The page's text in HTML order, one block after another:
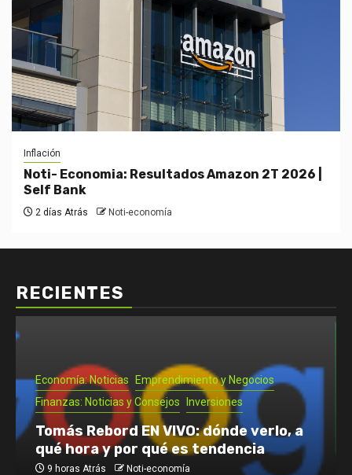
Inflación
Noti- Economia: Resultados Amazon 2T 2026 |
Self Bank
2 días Atrás Noti-economía
RECIENTES
Economía: Noticias
Emprendimiento y Negocios
Finanzas: Noticias y Consejos
Inversiones
Tomás Rebord EN VIVO: dónde verlo, a
qué hora y por qué es tendencia
9 horas Atrás Noti-economía